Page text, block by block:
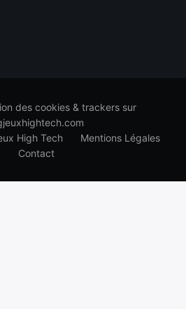
des cookies & trackers sur
High Tech
Mentions Légales
Contact